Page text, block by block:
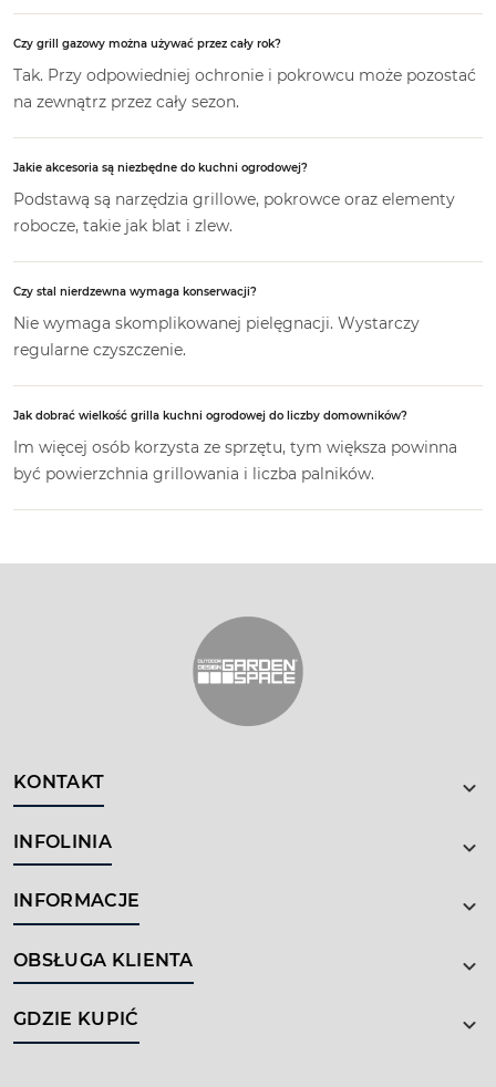
Czy grill gazowy można używać przez cały rok?
Tak. Przy odpowiedniej ochronie i pokrowcu może pozostać
na zewnątrz przez cały sezon.
Jakie akcesoria są niezbędne do kuchni ogrodowej?
Podstawą są narzędzia grillowe, pokrowce oraz elementy
robocze, takie jak blat i zlew.
Czy stal nierdzewna wymaga konserwacji?
Nie wymaga skomplikowanej pielęgnacji. Wystarczy
regularne czyszczenie.
Jak dobrać wielkość grilla kuchni ogrodowej do liczby domowników?
Im więcej osób korzysta ze sprzętu, tym większa powinna
być powierzchnia grillowania i liczba palników.
KONTAKT
INFOLINIA
INFORMACJE
OBSŁUGA KLIENTA
GDZIE KUPIĆ